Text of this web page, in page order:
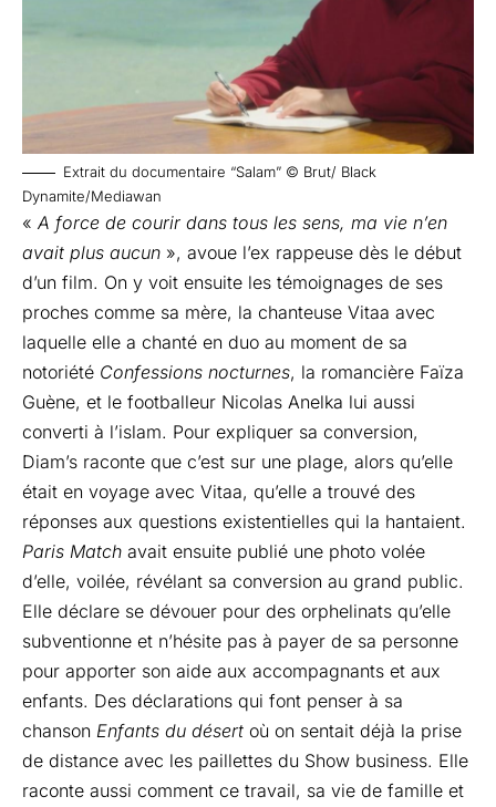
Extrait du documentaire “Salam” © Brut/ Black
Dynamite/Mediawan
« A force de courir dans tous les sens, ma vie n’en
avait plus aucun », avoue l’ex rappeuse dès le début
d’un film. On y voit ensuite les témoignages de ses
proches comme sa mère, la chanteuse Vitaa avec
laquelle elle a chanté en duo au moment de sa
notoriété Confessions nocturnes, la romancière Faïza
Guène, et le footballeur Nicolas Anelka lui aussi
converti à l’islam. Pour expliquer sa conversion,
Diam’s raconte que c’est sur une plage, alors qu’elle
était en voyage avec Vitaa, qu’elle a trouvé des
réponses aux questions existentielles qui la hantaient.
Paris Match avait ensuite publié une photo volée
d’elle, voilée, révélant sa conversion au grand public.
Elle déclare se dévouer pour des orphelinats qu’elle
subventionne et n’hésite pas à payer de sa personne
pour apporter son aide aux accompagnants et aux
enfants. Des déclarations qui font penser à sa
chanson Enfants du désert où on sentait déjà la prise
de distance avec les paillettes du Show business. Elle
raconte aussi comment ce travail, sa vie de famille et